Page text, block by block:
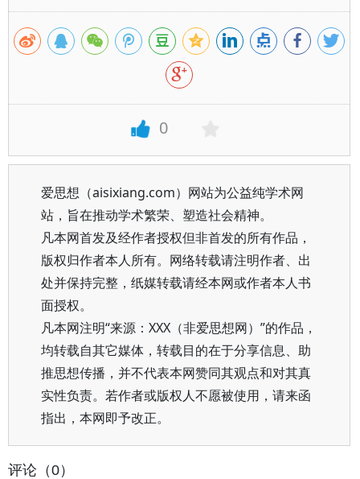
0
爱思想（aisixiang.com）网站为公益纯学术网
站，旨在推动学术繁荣、塑造社会精神。
凡本网首发及经作者授权但非首发的所有作品，
版权归作者本人所有。网络转载请注明作者、出
处并保持完整，纸媒转载请经本网或作者本人书
面授权。
凡本网注明“来源：XXX（非爱思想网）”的作品，
均转载自其它媒体，转载目的在于分享信息、助
推思想传播，并不代表本网赞同其观点和对其真
实性负责。若作者或版权人不愿被使用，请来函
指出，本网即予改正。
评论（0）